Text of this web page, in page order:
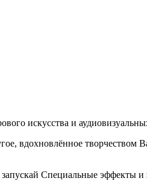
искусства и
вдохновлённое творчеством
Специальные эффекты